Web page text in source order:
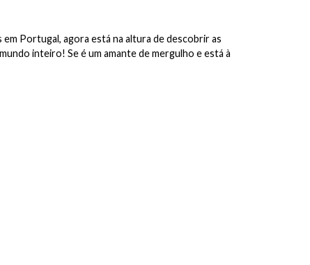
em Portugal, agora está na altura de descobrir as
inteiro! Se é um amante de mergulho e está à